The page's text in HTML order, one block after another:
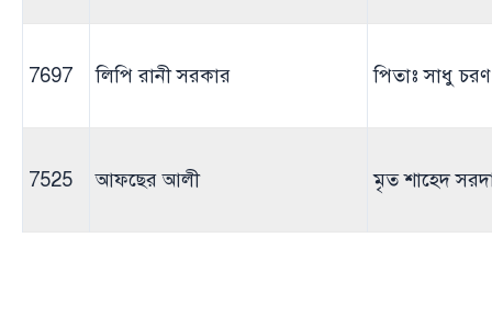
7697 লিপি রানী সরকার পিতাঃ সাধু চরণ
7525 আফছের আলী মৃত শাহেদ